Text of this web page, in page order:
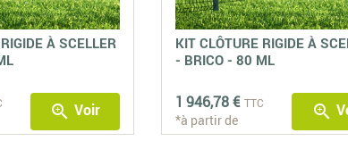
À SCELLER
zoom_in Voir
KIT CLÔTURE RIGIDE À
- BRICO - 80 ML
1 946,78 € TTC
*à partir de zoom_in